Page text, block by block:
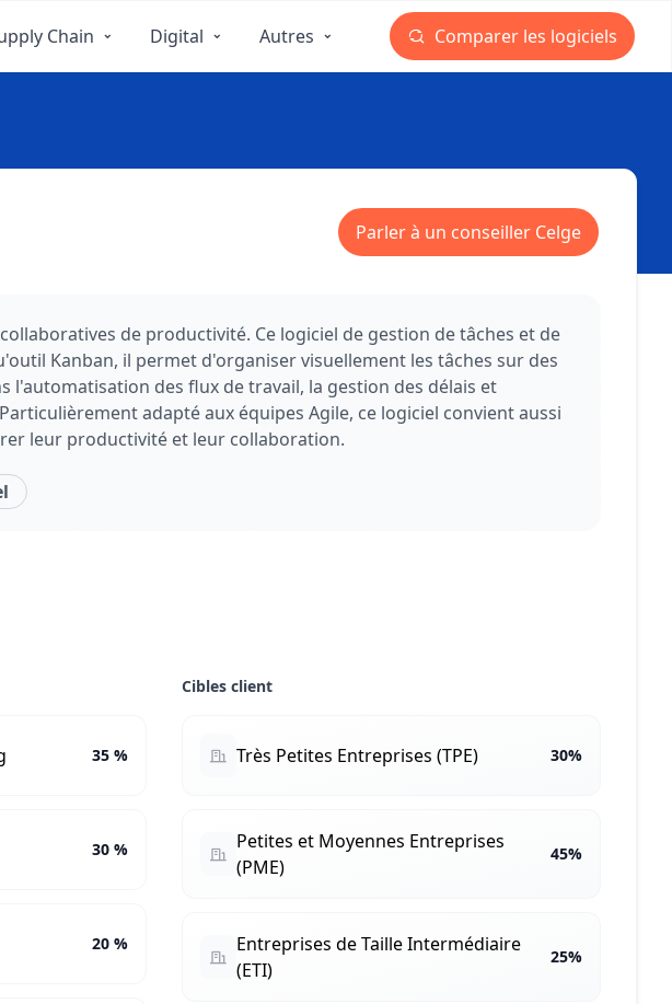
Chain Digital Autres Comparer les logiciels
Parler à un conseiller Celge
de productivité. Ce logiciel de gestion de tâches et de
Kanban, il permet d'organiser visuellement les tâches sur des
l'automatisation des flux de travail, la gestion des délais et
adapté aux équipes Agile, ce logiciel convient aussi
leur productivité et leur collaboration.
35 %
30 %
20 %
Cibles client
Très Petites Entreprises (TPE) 30%
Petites et Moyennes Entreprises
(PME)
45%
Entreprises de Taille Intermédiaire
(ETI)
25%